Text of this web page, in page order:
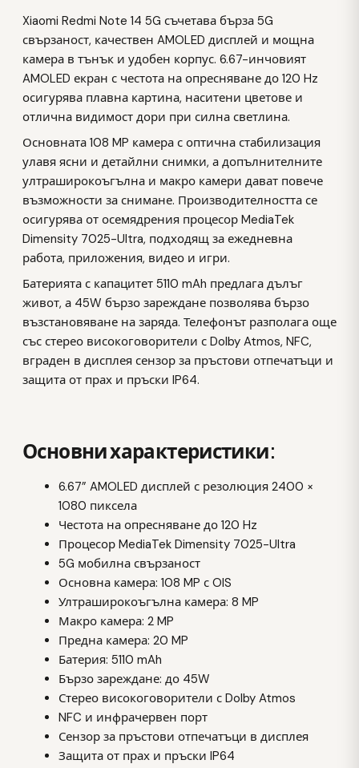
Xiaomi Redmi Note 14 5G съчетава бърза 5G
свързаност, качествен AMOLED дисплей и мощна
камера в тънък и удобен корпус. 6.67-инчовият
AMOLED екран с честота на опресняване до 120 Hz
осигурява плавна картина, наситени цветове и
отлична видимост дори при силна светлина.
Основната 108 MP камера с оптична стабилизация
улавя ясни и детайлни снимки, а допълнителните
ултраширокоъгълна и макро камери дават повече
възможности за снимане. Производителността се
осигурява от осемядрения процесор MediaTek
Dimensity 7025-Ultra, подходящ за ежедневна
работа, приложения, видео и игри.
Батерията с капацитет 5110 mAh предлага дълъг
живот, а 45W бързо зареждане позволява бързо
възстановяване на заряда. Телефонът разполага още
със стерео високоговорители с Dolby Atmos, NFC,
вграден в дисплея сензор за пръстови отпечатъци и
защита от прах и пръски IP64.
Основни характеристики:
6.67” AMOLED дисплей с резолюция 2400 ×
1080 пиксела
Честота на опресняване до 120 Hz
Процесор MediaTek Dimensity 7025-Ultra
5G мобилна свързаност
Основна камера: 108 MP с OIS
Ултраширокоъгълна камера: 8 MP
Макро камера: 2 MP
Предна камера: 20 MP
Батерия: 5110 mAh
Бързо зареждане: до 45W
Стерео високоговорители с Dolby Atmos
NFC и инфрачервен порт
Сензор за пръстови отпечатъци в дисплея
Защита от прах и пръски IP64